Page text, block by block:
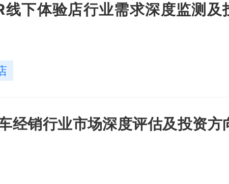
下体验店行业需求深度监测及
销行业市场深度评估及投资方